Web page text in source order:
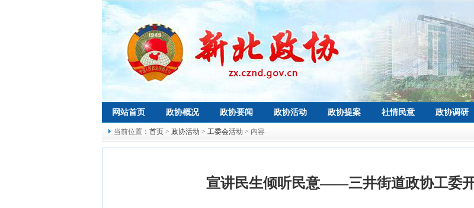
网站首页 政协概况 政协要闻 政协活动 政协提案 社情民意 政协调研
当前位置： 首页 > 政协活动 > 工委会活动 > 内容
宣讲民生倾听民意——三井街道政协工委